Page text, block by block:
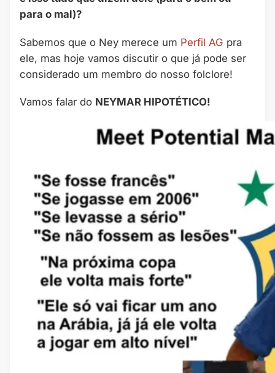
para o mal)?
Sabemos que o Ney merece um Perfil AG pra
ele, mas hoje vamos discutir o que já pode ser
considerado um membro do nosso folclore!
Vamos falar do NEYMAR HIPOTÉTICO!